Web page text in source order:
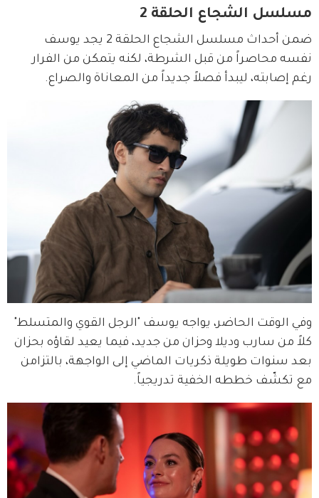
مسلسل الشجاع الحلقة 2
ضمن أحداث مسلسل الشجاع الحلقة 2 يجد يوسف
نفسه محاصراً من قبل الشرطة، لكنه يتمكن من الفرار
رغم إصابته، ليبدأ فصلاً جديداً من المعاناة والصراع.
وفي الوقت الحاضر، يواجه يوسف "الرجل القوي والمتسلط"
كلاً من سارب وديلا وحزان من جديد، فيما يعيد لقاؤه بحزان
بعد سنوات طويلة ذكريات الماضي إلى الواجهة، بالتزامن
مع تكشّف خططه الخفية تدريجياً.